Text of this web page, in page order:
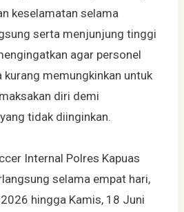
keselamatan selama
serta menjunjung tinggi
agar personel
memungkinkan untuk
diri demi
tidak diinginkan.
Internal Polres Kapuas
selama empat hari,
hingga Kamis, 18 Juni